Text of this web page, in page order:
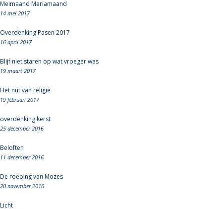
Meimaand Mariamaand
14 mei 2017
Overdenking Pasen 2017
16 april 2017
Blijf niet staren op wat vroeger was
19 maart 2017
Het nut van religie
19 februari 2017
overdenking kerst
25 december 2016
Beloften
11 december 2016
De roeping van Mozes
20 november 2016
Licht